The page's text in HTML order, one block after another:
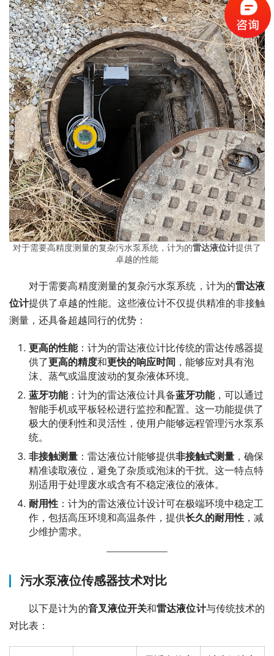
对于需要高精度测量的复杂污水泵系统，计为的雷达液位计提供了
卓越的性能
对于需要高精度测量的复杂污水泵系统，计为的雷达液
位计提供了卓越的性能。这些液位计不仅提供精准的非接触
测量，还具备超越同行的优势：
更高的性能：计为的雷达液位计比传统的雷达传感器提
供了更高的精度和更快的响应时间 ，能够应对具有泡
沫、蒸气或温度波动的复杂液体环境。
蓝牙功能：计为的雷达液位计具备蓝牙功能，可以通过
智能手机或平板轻松进行监控和配置。这一功能提供了
极大的便利性和灵活性，使用户能够远程管理污水泵系
统。
非接触测量 ：雷达液位计能够提供非接触式测量 ，确保
精准读取液位，避免了杂质或泡沫的干扰。这一特点特
别适用于处理废水或含有不稳定液位的液体。
耐用性 ：计为的雷达液位计设计可在极端环境中稳定工
作，包括高压环境和高温条件，提供长久的耐用性 ，减
少维护需求。
污水泵液位传感器技术对比
以下是计为的音叉液位开关和雷达液位计与传统技术的
对比表：